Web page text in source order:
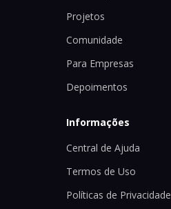
Projetos
Comunidade
Para Empresas
Depoimentos
Informações
Central de Ajuda
Termos de Uso
Políticas de Privacidade